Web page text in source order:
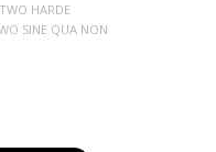
HARDE
SINE QUA NON